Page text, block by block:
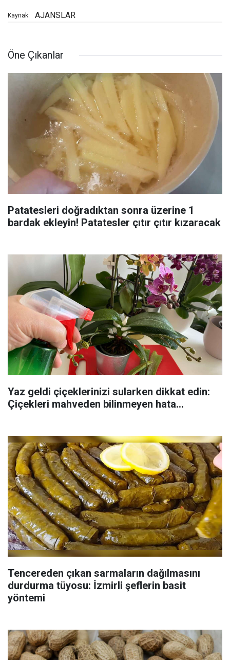
Kaynak: AJANSLAR
Öne Çıkanlar
Patatesleri doğradıktan sonra üzerine 1
bardak ekleyin! Patatesler çıtır çıtır kızaracak
Yaz geldi çiçeklerinizi sularken dikkat edin:
Çiçekleri mahveden bilinmeyen hata...
Tencereden çıkan sarmaların dağılmasını
durdurma tüyosu: İzmirli şeflerin basit
yöntemi